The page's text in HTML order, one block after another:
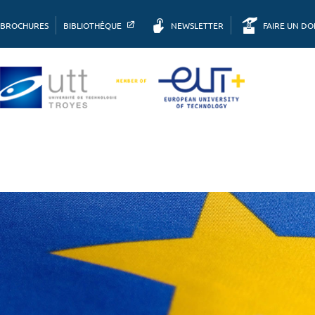
BROCHURES BIBLIOTHÈQUE NEWSLETTER FAIRE UN